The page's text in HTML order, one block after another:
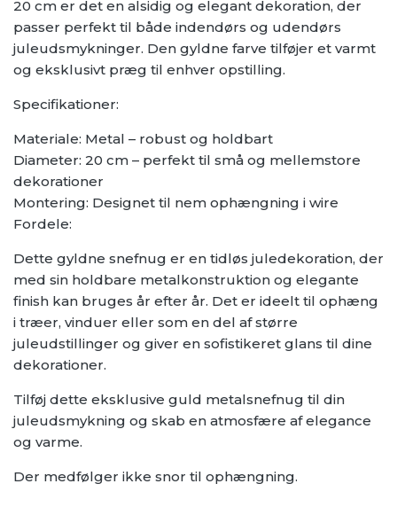
20 cm er det en alsidig og elegant dekoration, der
passer perfekt til både indendørs og udendørs
juleudsmykninger. Den gyldne farve tilføjer et varmt
og eksklusivt præg til enhver opstilling.
Specifikationer:
Materiale: Metal – robust og holdbart
Diameter: 20 cm – perfekt til små og mellemstore
dekorationer
Montering: Designet til nem ophængning i wire
Fordele:
Dette gyldne snefnug er en tidløs juledekoration, der
med sin holdbare metalkonstruktion og elegante
finish kan bruges år efter år. Det er ideelt til ophæng
i træer, vinduer eller som en del af større
juleudstillinger og giver en sofistikeret glans til dine
dekorationer.
Tilføj dette eksklusive guld metalsnefnug til din
juleudsmykning og skab en atmosfære af elegance
og varme.
Der medfølger ikke snor til ophængning.